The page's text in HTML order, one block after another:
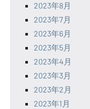
2023年8月
2023年7月
2023年6月
2023年5月
2023年4月
2023年3月
2023年2月
2023年1月